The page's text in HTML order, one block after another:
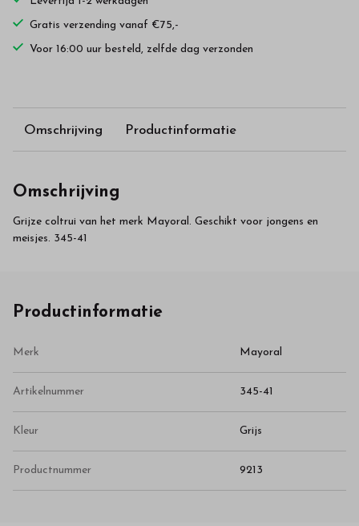
Gratis verzending vanaf €75,-
Voor 16:00 uur besteld, zelfde dag verzonden
Omschrijving Productinformatie
Omschrijving
Grijze coltrui van het merk Mayoral. Geschikt voor jongens en
meisjes. 345-41
Productinformatie
Merk Mayoral
Artikelnummer 345-41
Kleur Grijs
Productnummer 9213